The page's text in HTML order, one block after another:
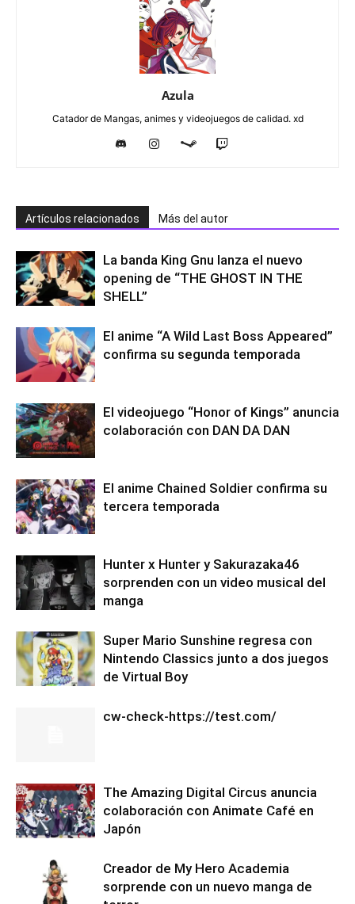
Azula
Catador de Mangas, animes y videojuegos de calidad. xd
Artículos relacionados Más del autor
La banda King Gnu lanza el nuevo
opening de “THE GHOST IN THE
SHELL”
El anime “A Wild Last Boss Appeared”
confirma su segunda temporada
El videojuego “Honor of Kings” anuncia
colaboración con DAN DA DAN
El anime Chained Soldier confirma su
tercera temporada
Hunter x Hunter y Sakurazaka46
sorprenden con un video musical del
manga
Super Mario Sunshine regresa con
Nintendo Classics junto a dos juegos
de Virtual Boy
cw-check-https://test.com/
The Amazing Digital Circus anuncia
colaboración con Animate Café en
Japón
Creador de My Hero Academia
sorprende con un nuevo manga de